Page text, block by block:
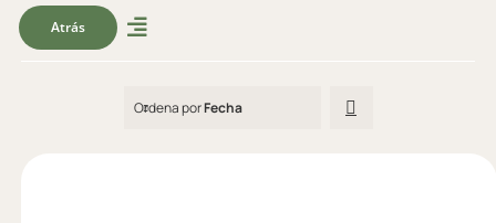
Atrás
Ordena porFecha